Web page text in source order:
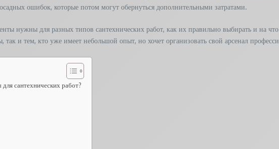
ошибок, которые потом могут обернуться дополнительными затратами.
нужны для разных типов сантехнических работ, как их правильно выбирать и на
и тем, кто уже имеет небольшой опыт, но хочет организовать свой арсенал
сантехнических работ?